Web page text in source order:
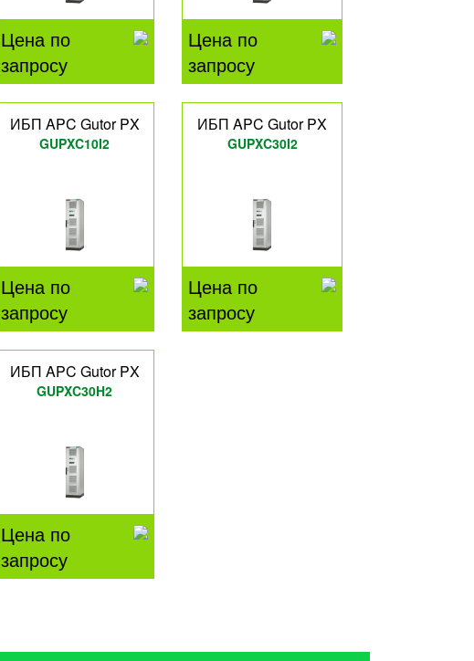
Цена по
запросу
Цена по
запросу
ИБП APC Gutor PX
GUPXC10I2
Цена по
запросу
ИБП APC Gutor PX
GUPXC30I2
Цена по
запросу
ИБП APC Gutor PX
GUPXC30H2
Цена по
запросу